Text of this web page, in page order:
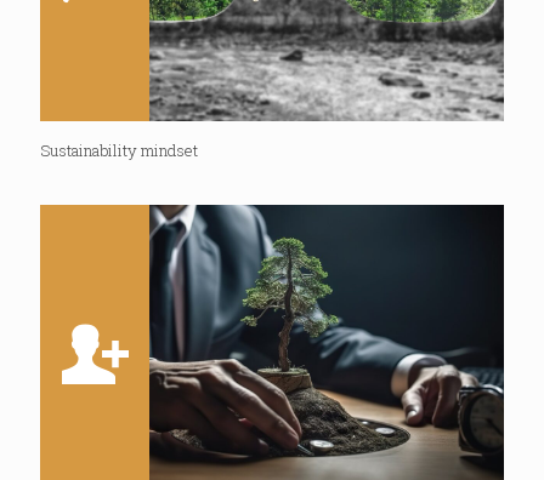
Sustainability mindset